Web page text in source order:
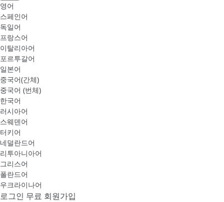
영어
스페인어
독일어
프랑스어
이탈리아어
포르투갈어
일본어
중국어(간체)
중국어 (번체)
한국어
러시아어
스웨덴어
터키어
네덜란드어
리투아니아어
그리스어
폴란드어
우크라이나어
로그인 무료 회원가입